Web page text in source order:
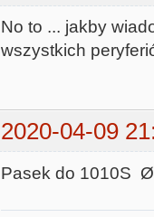
No to ... jakby
wszystkich
2020-04-09
Pasek do 1010S